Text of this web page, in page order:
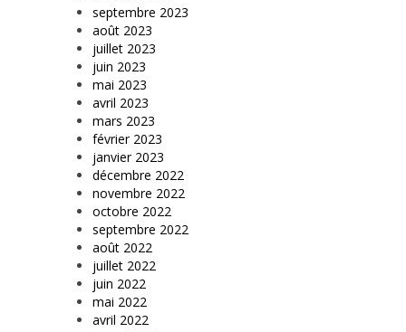
septembre 2023
août 2023
juillet 2023
juin 2023
mai 2023
avril 2023
mars 2023
février 2023
janvier 2023
décembre 2022
novembre 2022
octobre 2022
septembre 2022
août 2022
juillet 2022
juin 2022
mai 2022
avril 2022